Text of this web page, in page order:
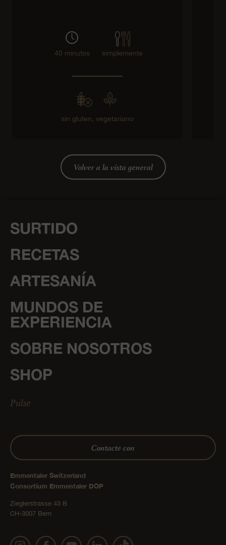
40 minutos simplemente
sin gluten, vegetariano
Volver a la vista general
SURTIDO
RECETAS
ARTESANÍA
MUNDOS DE
EXPERIENCIA
SOBRE NOSOTROS
SHOP
Pulse
Contacte con
Emmentaler Switzerland
Consortium Emmentaler DOP
Zieglerstrasse 43 B
CH-3007 Bern